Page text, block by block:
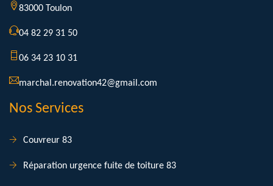
83000 Toulon
04 82 29 31 50
06 34 23 10 31
marchal.renovation42@gmail.com
Nos Services
Couvreur 83
Réparation urgence fuite de toiture 83